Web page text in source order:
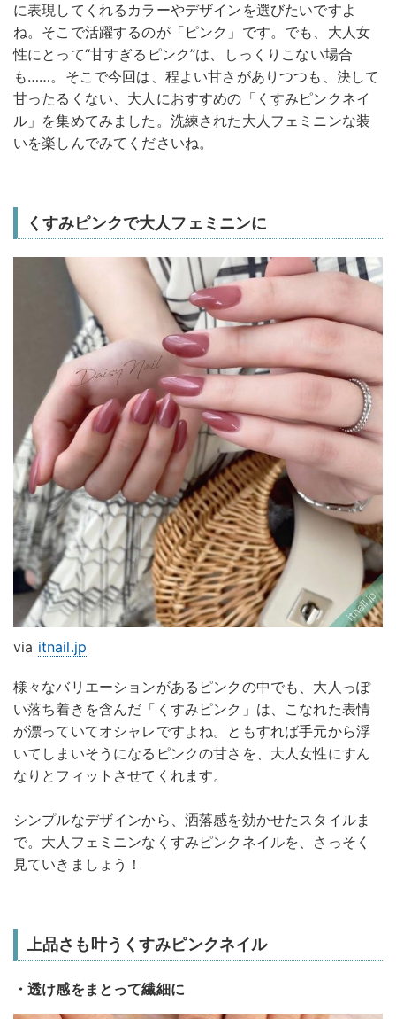
に表現してくれるカラーやデザインを選びたいですよ
ね。そこで活躍するのが「ピンク」です。でも、大人女
性にとって“甘すぎるピンク”は、しっくりこない場合
も……。そこで今回は、程よい甘さがありつつも、決して
甘ったるくない、大人におすすめの「くすみピンクネイ
ル」を集めてみました。洗練された大人フェミニンな装
いを楽しんでみてくださいね。
くすみピンクで大人フェミニンに
via itnail.jp
様々なバリエーションがあるピンクの中でも、大人っぽ
い落ち着きを含んだ「くすみピンク」は、こなれた表情
が漂っていてオシャレですよね。ともすれば手元から浮
いてしまいそうになるピンクの甘さを、大人女性にすん
なりとフィットさせてくれます。
シンプルなデザインから、洒落感を効かせたスタイルま
で。大人フェミニンなくすみピンクネイルを、さっそく
見ていきましょう！
上品さも叶うくすみピンクネイル
・透け感をまとって繊細に